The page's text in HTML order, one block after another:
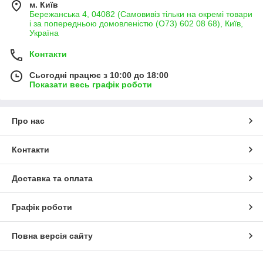
м. Київ
Бережанська 4, 04082 (Самовивіз тільки на окремі товари
і за попередньою домовленістю (О73) 602 08 68), Київ,
Україна
Контакти
Сьогодні працює з 10:00 до 18:00
Показати весь графік роботи
Про нас
Контакти
Доставка та оплата
Графік роботи
Повна версія сайту